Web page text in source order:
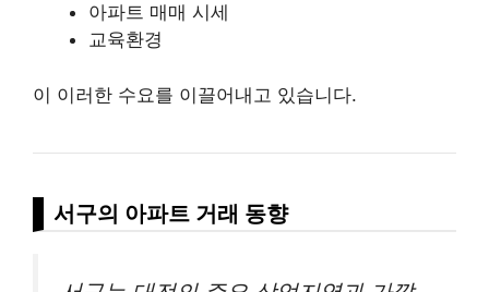
아파트 매매 시세
교육환경
이 이러한 수요를 이끌어내고 있습니다.
서구의 아파트 거래 동향